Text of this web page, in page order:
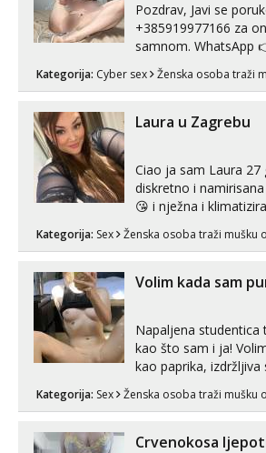
Pozdrav, Javi se porukom na br.
+385919977166 za
samnom. WhatsApp 👉+385919977166
Telegram
videopozive s licem,
kombinacije halteri,
samostojeće itd.
Kategorija: Cyber sex Ženska osoba traži
Laura u Zagrebu
Ciao ja sam Laura 27
diskretno i
😘 i nježna i
Pusenje i gutanje
tijelu Iskljucivo neradim analni !!! I
Kategorija: Sex Ženska osoba traži mušku
Volim kada sam
Napaljena studentica
kao što sam i ja!
kao paprika, izdržljiva
puta dnevno bilo kad i
link ispod i nadji me
Kategorija: Sex Ženska osoba traži mušku
Crvenokosa